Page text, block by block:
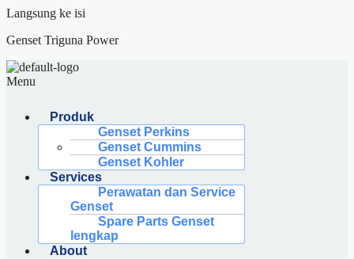
Langsung ke isi
Genset Triguna Power
Menu
Produk
Genset Perkins
Genset Cummins
Genset Kohler
Services
Perawatan dan Service
Genset
Spare Parts Genset
lengkap
About